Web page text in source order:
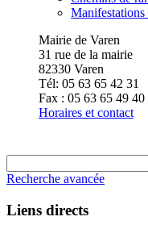
Manifestations
Mairie de Varen
31 rue de la mairie
82330 Varen
Tél: 05 63 65 42 31
Fax : 05 63 65 49 40
Horaires et contact
Recherche avancée
Liens directs